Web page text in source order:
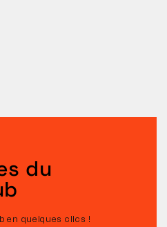
du
en quelques clics !